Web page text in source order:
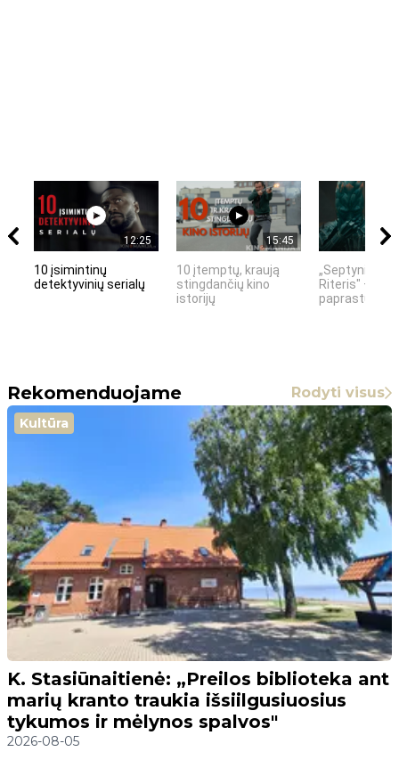
12:25
10 įsimintinų
detektyvinių serialų
15:45
10 įtemptų, kraują
stingdančių kino
istorijų
„Septynių
Riteris" – kai
paprastumas
Rekomenduojame Rodyti visus
Kultūra
K. Stasiūnaitienė: „Preilos biblioteka ant
marių kranto traukia išsiilgusiuosius
tykumos ir mėlynos spalvos"
2026-08-05